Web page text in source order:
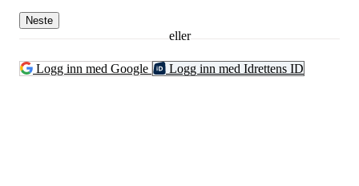
Neste
eller
Logg inn med Google Logg inn med Idrettens ID